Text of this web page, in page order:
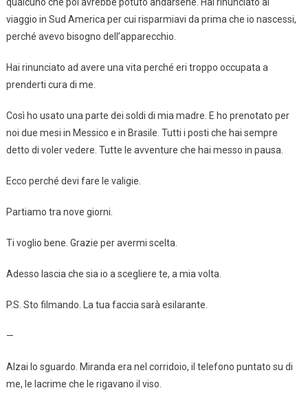
viaggio in Sud America per cui risparmiavi da prima che io nascessi,
perché avevo bisogno dell’apparecchio.
Hai rinunciato ad avere una vita perché eri troppo occupata a
prenderti cura di me.
Così ho usato una parte dei soldi di mia madre. E ho prenotato per
noi due mesi in Messico e in Brasile. Tutti i posti che hai sempre
detto di voler vedere. Tutte le avventure che hai messo in pausa.
Ecco perché devi fare le valigie.
Partiamo tra nove giorni.
Ti voglio bene. Grazie per avermi scelta.
Adesso lascia che sia io a scegliere te, a mia volta.
P.S. Sto filmando. La tua faccia sarà esilarante.
—
Alzai lo sguardo. Miranda era nel corridoio, il telefono puntato su di
me, le lacrime che le rigavano il viso.